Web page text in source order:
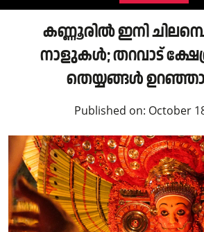
കണ്ണൂരിൽ ഇനി
നാളുകൾ; തറവാട്
തെയ്യങ്ങൾ
Published on: October